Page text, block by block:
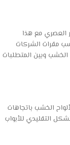
العصري مع هذا
مقرات الشركات
وبين المتطلبات
الخشب باتجاهات
التقليدي للأبواب